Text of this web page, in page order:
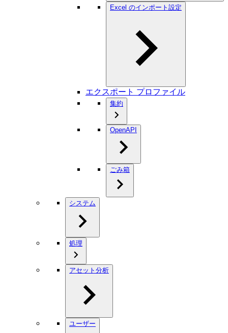
Excel のインポート設定
エクスポート プロファイル
集約
OpenAPI
ごみ箱
システム
処理
アセット分析
ユーザー